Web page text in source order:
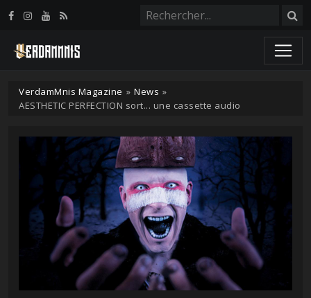
VerdamMnis Magazine » News »
AESTHETIC PERFECTION sort... une cassette audio
Panneau de gestion des cookies